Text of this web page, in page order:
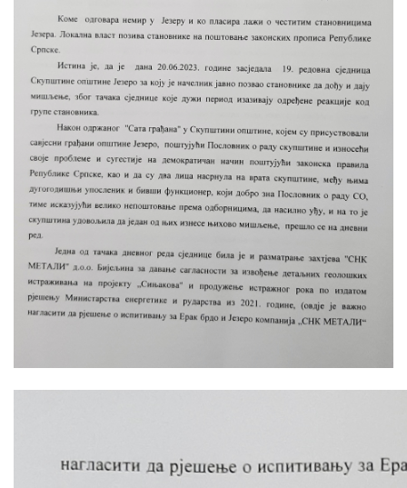
Скупштинско вијеће општине језеро
Састав Скупштине
Службени Гласници
ОПШТИНСКА УПРАВА
ИНФО
Вијести
Активности
Јавни позиви
Геоистраживања